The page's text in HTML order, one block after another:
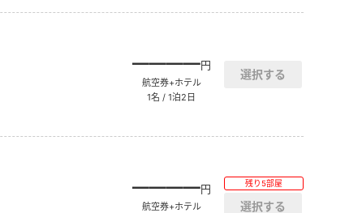
――――円
航空券+ホテル
1名 / 1泊2日
――――円
航空券+ホテル
残り5部屋